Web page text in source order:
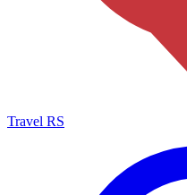
Travel RS